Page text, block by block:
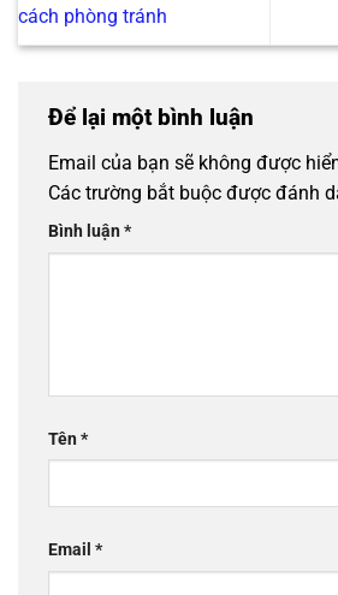
cách phòng tránh
Để lại một bình luận
Email của bạn sẽ không được
Các trường bắt buộc được đánh
Bình luận*
Tên*
Email *